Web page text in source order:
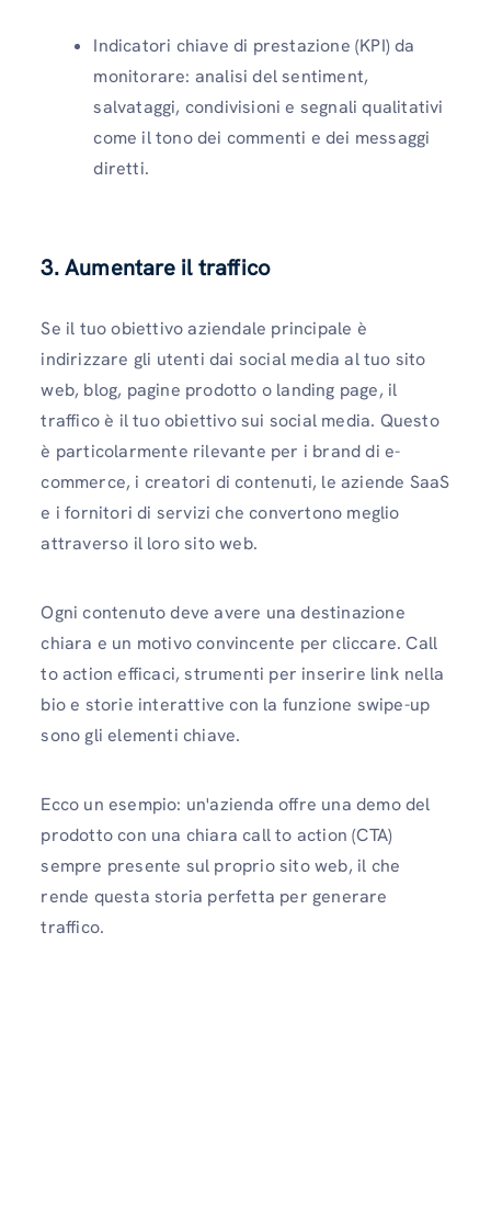
Indicatori chiave di prestazione (KPI) da
monitorare: analisi del sentiment,
salvataggi, condivisioni e segnali qualitativi
come il tono dei commenti e dei messaggi
diretti.
3. Aumentare il traffico
Se il tuo obiettivo aziendale principale è
indirizzare gli utenti dai social media al tuo sito
web, blog, pagine prodotto o landing page, il
traffico è il tuo obiettivo sui social media. Questo
è particolarmente rilevante per i brand di e-
commerce, i creatori di contenuti, le aziende SaaS
e i fornitori di servizi che convertono meglio
attraverso il loro sito web.
Ogni contenuto deve avere una destinazione
chiara e un motivo convincente per cliccare. Call
to action efficaci, strumenti per inserire link nella
bio e storie interattive con la funzione swipe-up
sono gli elementi chiave.
Ecco un esempio: un'azienda offre una demo del
prodotto con una chiara call to action (CTA)
sempre presente sul proprio sito web, il che
rende questa storia perfetta per generare
traffico.